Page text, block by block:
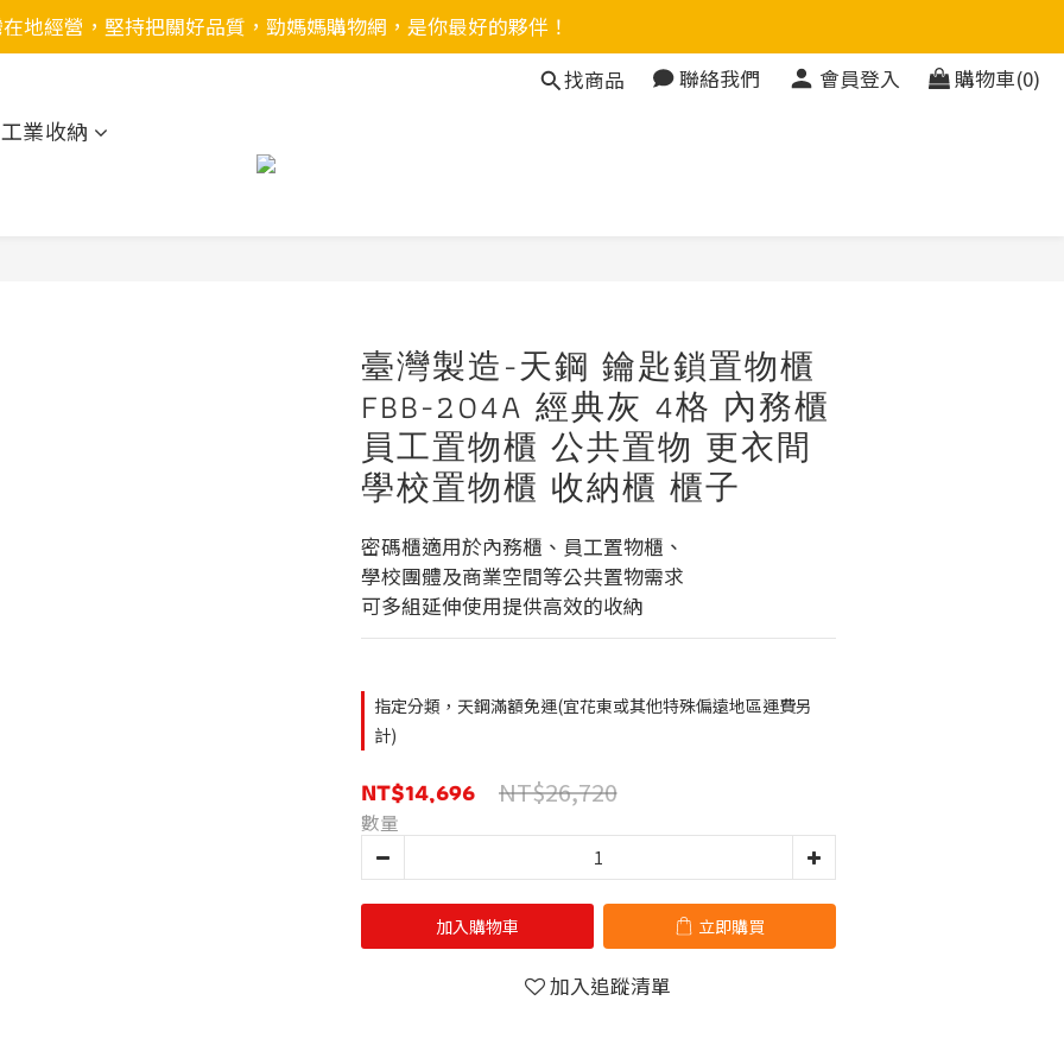
地經營，堅持把關好品質，勁媽媽購物網，是你最好的夥伴！
找商品
聯絡我們 會員登入 購物車(0)
業收納
臺灣製造-天鋼 鑰匙鎖置物櫃
FBB-204A 經典灰 4格 內務櫃
員工置物櫃 公共置物 更衣間
學校置物櫃 收納櫃 櫃子
密碼櫃適用於內務櫃、員工置物櫃、
學校團體及商業空間等公共置物需求
可多組延伸使用提供高效的收納
指定分類，天鋼滿額免運(宜花東或其他特殊偏遠地區運費另
計)
NT$14,696 NT$26,720
數量
加入購物車 立即購買
加入追蹤清單